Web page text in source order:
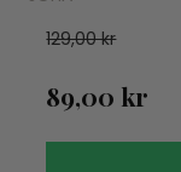
129,00 kr
89,00 kr